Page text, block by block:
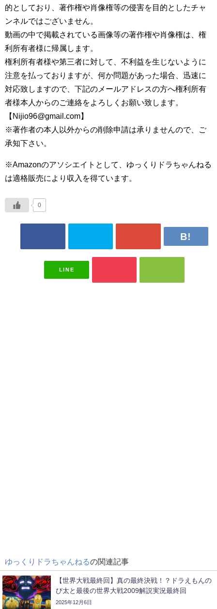
的としており、著作権や肖像権等の侵害を目的としたチャ
ンネルではございません。
動画の中で掲載されている画像等の著作権や肖像権は、権
利所有者様に帰属します。
権利所有者様や第三者に対して、不利益を生じないように
注意を払っておりますが、何か問題があった場合、迅速に
対応致しますので、下記のメールアドレスの方へ権利所有
者様本人からのご連絡をよろしくお願い致します。
【Nijio96@gmail.com】
※著作者の本人以外からの削除申請は承りませんので、ご
承知下さい。
※Amazonのアソシエイトとして、ゆっくりドラちゃんねる
は適格販売により収入を得ています。
0
LINE
ゆっくりドラちゃんねるの関連記事
【世界大戦最終回】真の最終決戦！？ドラえもんの
び太と最後の世界大戦2009解説実況最終回
2025年12月6日